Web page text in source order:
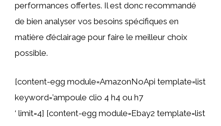
performances offertes. Il est donc recommandé
de bien analyser vos besoins spécifiques en
matière d’éclairage pour faire le meilleur choix
possible.
[content-egg module=AmazonNoApi template=list
keyword=’ampoule clio 4 h4 ou h7
‘ limit=4] [content-egg module=Ebay2 template=list